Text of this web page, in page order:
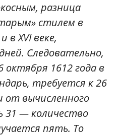
разница
стилем в
в XVI веке,
Следовательно,
1612 года в
требуется к 26
от вычисленного
31 — количество
пять. То